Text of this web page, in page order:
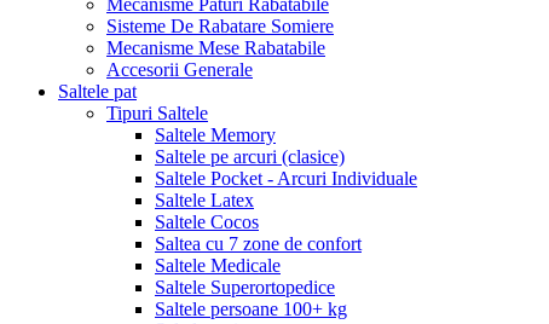
Mecanisme Paturi Rabatabile
Sisteme De Rabatare Somiere
Mecanisme Mese Rabatabile
Accesorii Generale
Saltele pat
Tipuri Saltele
Saltele Memory
Saltele pe arcuri (clasice)
Saltele Pocket - Arcuri Individuale
Saltele Latex
Saltele Cocos
Saltea cu 7 zone de confort
Saltele Medicale
Saltele Superortopedice
Saltele persoane 100+ kg